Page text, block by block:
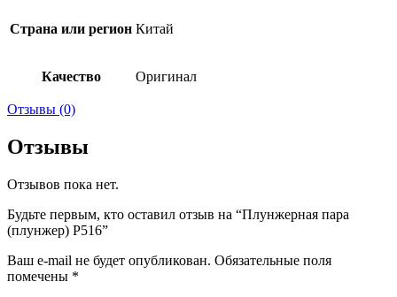
Страна или регион Китай
Качество Оригинал
Отзывы (0)
Отзывы
Отзывов пока нет.
Будьте первым, кто оставил отзыв на “Плунжерная пара
(плунжер) P516”
Ваш e-mail не будет опубликован. Обязательные поля
помечены *